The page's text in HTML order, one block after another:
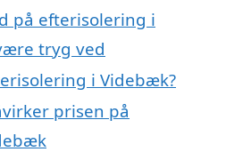
på efterisolering i
tryg ved
i Videbæk?
prisen på